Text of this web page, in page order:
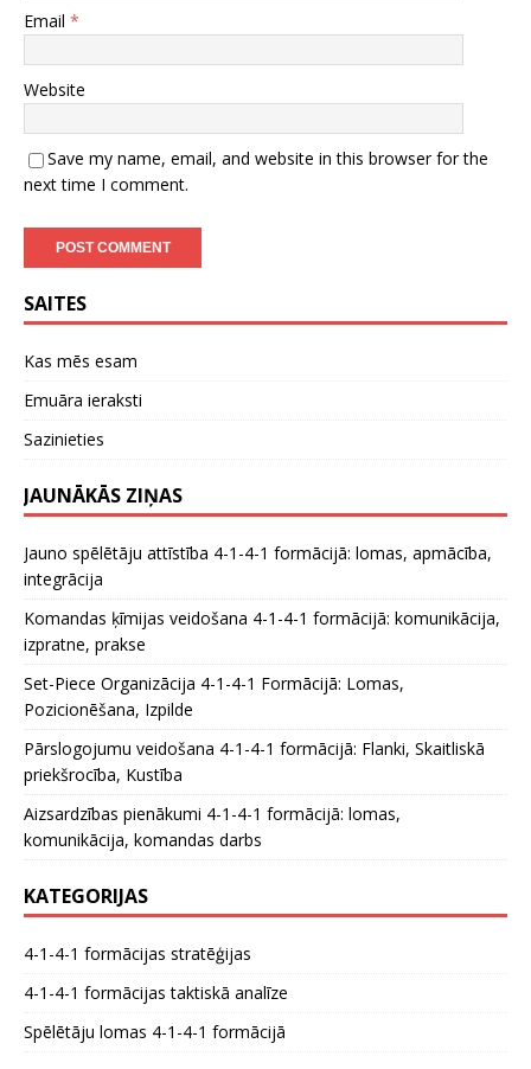
Email *
Website
Save my name, email, and website in this browser for the
next time I comment.
SAITES
Kas mēs esam
Emuāra ieraksti
Sazinieties
JAUNĀKĀS ZIŅAS
Jauno spēlētāju attīstība 4-1-4-1 formācijā: lomas, apmācība,
integrācija
Komandas ķīmijas veidošana 4-1-4-1 formācijā: komunikācija,
izpratne, prakse
Set-Piece Organizācija 4-1-4-1 Formācijā: Lomas,
Pozicionēšana, Izpilde
Pārslogojumu veidošana 4-1-4-1 formācijā: Flanki, Skaitliskā
priekšrocība, Kustība
Aizsardzības pienākumi 4-1-4-1 formācijā: lomas,
komunikācija, komandas darbs
KATEGORIJAS
4-1-4-1 formācijas stratēģijas
4-1-4-1 formācijas taktiskā analīze
Spēlētāju lomas 4-1-4-1 formācijā